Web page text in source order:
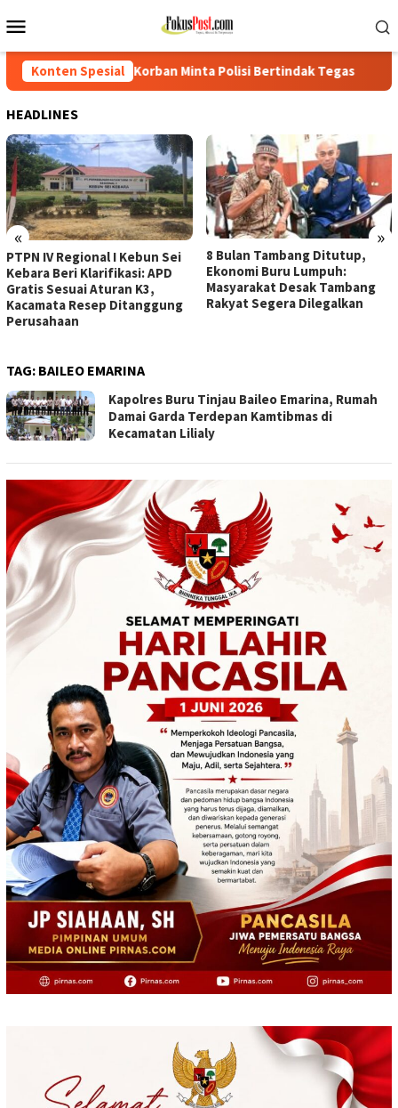
ke
Mobile
Konten Spesial
Minta Polisi Bertindak Tegas PTPN IV Regional I
HEADLINES
« »
PTPN IV Regional I Kebun Sei
Kebara Beri Klarifikasi: APD
Gratis Sesuai Aturan K3,
Kacamata Resep Ditanggung
Perusahaan
8 Bulan Tambang Ditutup,
Ekonomi Buru Lumpuh:
Masyarakat Desak Tambang
Rakyat Segera Dilegalkan
TAG: BAILEO EMARINA
Kapolres Buru Tinjau Baileo Emarina, Rumah
Damai Garda Terdepan Kamtibmas di
Kecamatan Lilialy